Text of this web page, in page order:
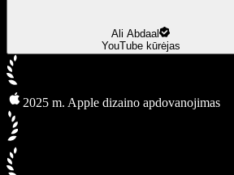
Ali Abdaal
YouTube kūrėjas
2025 m. Apple dizaino apdovanojimas